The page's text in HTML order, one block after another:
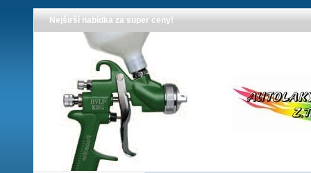
Nejširší nabídka za super ceny!